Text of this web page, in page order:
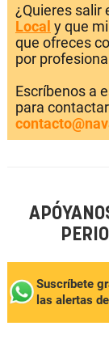
¿Quieres salir
Local y que
que ofreces
por
Escríbenos a
para
Suscríbete
las alertas